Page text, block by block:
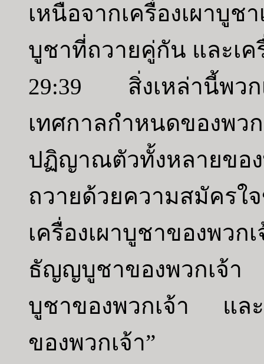
เหนือจากเครื่องเผา
บูชาที่ถวายคู่กัน และเ
29:39 สิ่งเหล่านี้พวกเ
เทศกาลกำหนดของ
ปฏิญาณตัวทั้งหลายข
ถวายด้วยความสมัคร
เครื่องเผาบูชาของพว
ธัญญบูชาของพวกเจ้า
บูชาของพวกเจ้า และ
ของพวกเจ้า”